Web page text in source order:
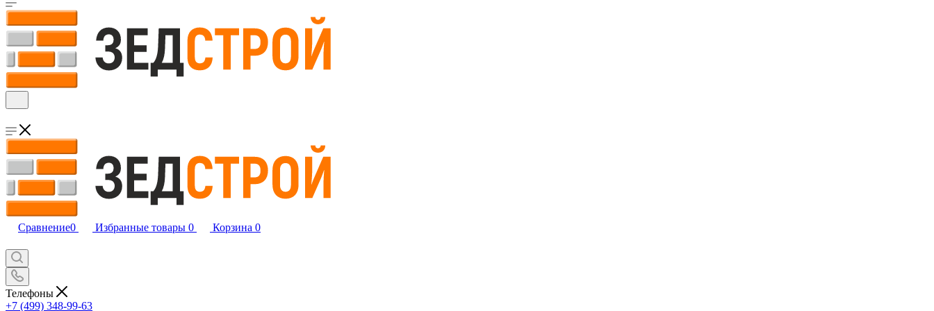
Сравнение0 Избранные товары 0 Корзина 0
Телефоны
+7 (499) 348-99-63